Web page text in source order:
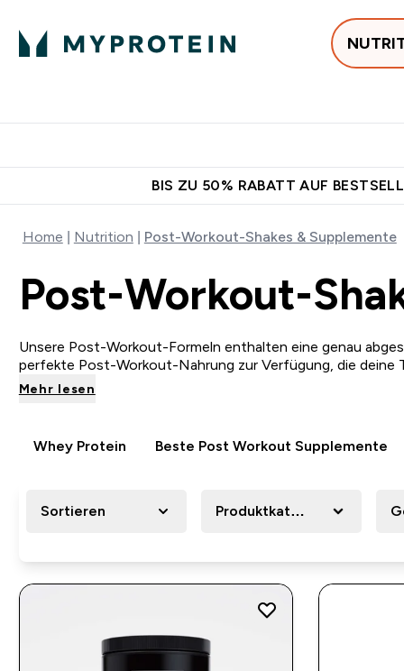
BIS ZU 50% RABATT AUF
Home Nutrition Post-Workout-Shakes & Supplemente
Post-Workout-
Unsere Post-Workout-Formeln enthalten eine genau
perfekte Post-Workout-Nahrung zur Verfügung, die deine
Mehr lesen
Whey Protein Beste Post Workout Supplemente
Sortieren Produktkategorie